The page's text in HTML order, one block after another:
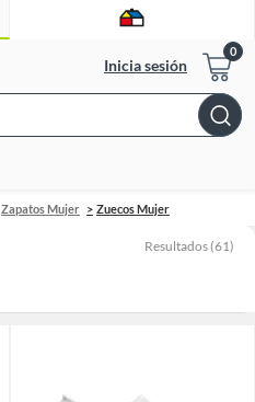
Inicia sesión
Bar
Zapatos Mujer Zuecos Mujer
Resultados (61)